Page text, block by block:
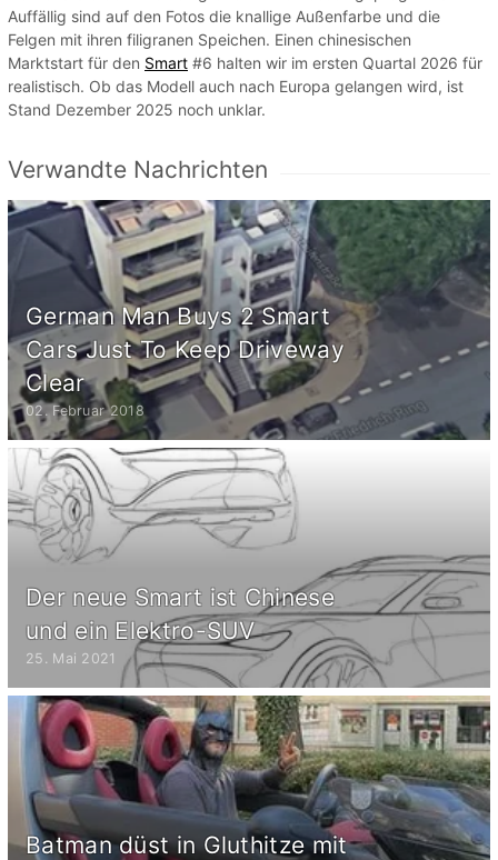
Auffällig sind auf den Fotos die knallige Außenfarbe und die
Felgen mit ihren filigranen Speichen. Einen chinesischen
Marktstart für den Smart #6 halten wir im ersten Quartal 2026 für
realistisch. Ob das Modell auch nach Europa gelangen wird, ist
Stand Dezember 2025 noch unklar.
Verwandte Nachrichten
German Man Buys 2 Smart
Cars Just To Keep Driveway
Clear
02. Februar 2018
Der neue Smart ist Chinese
und ein Elektro-SUV
25. Mai 2021
Batman düst in Gluthitze mit